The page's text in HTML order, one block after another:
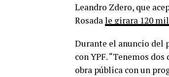
Leandro Zdero, que
Rosadale girara 120
Durante el anuncio del
con YPF. “Tenemos
obra pública con un